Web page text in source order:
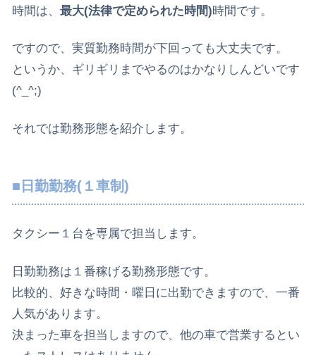
時間は、 最大(法律で定められた時間)時間です。
ですので、実質勤務時間が下回っても大丈夫です。
というか、ギリギリまでやるのはかなりしんどいです
(^_^;)
それでは勤務形態を紹介します。
■日勤勤務(１車制)
タクシー１台を専属で担当します。
日勤勤務は１番稼げる勤務形態です。
比較的、好きな時間・曜日に出勤できますので、一番
人気があります。
決まった車を担当しますので、他の車で営業するとい